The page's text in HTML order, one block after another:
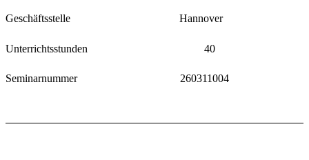
Geschäftsstelle Hannover
Unterrichtsstunden 40
Seminarnummer 260311004